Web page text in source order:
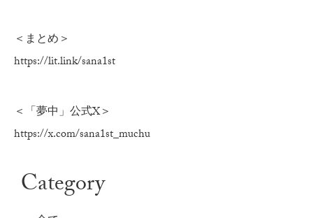
＜まとめ＞
https://lit.link/sana1st
＜「夢中」公式X＞
https://x.com/sana1st_muchu
Category